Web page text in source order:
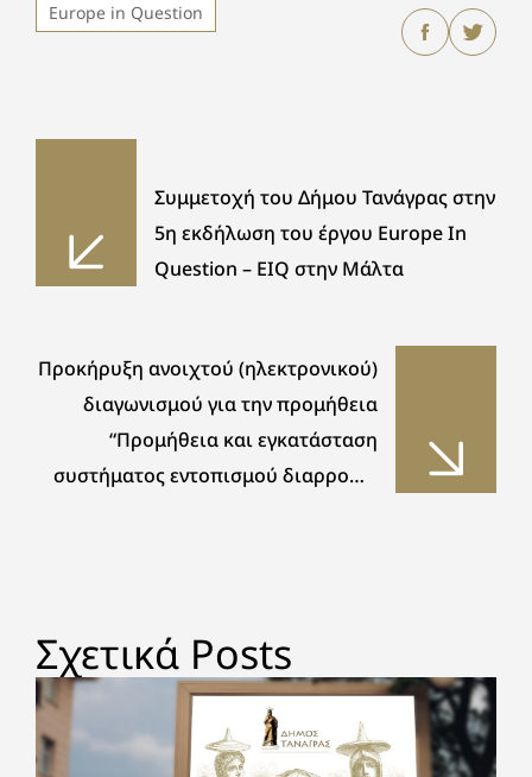
Europe in Question
Συμμετοχή του Δήμου Τανάγρας στην
5η εκδήλωση του έργου Europe In
Question – EIQ στην Μάλτα
Προκήρυξη ανοιχτού (ηλεκτρονικού)
διαγωνισμού για την προμήθεια
“Προμήθεια και εγκατάσταση
συστήματος εντοπισμού διαρροών,
Κλειδιού”
Σχετικά Posts